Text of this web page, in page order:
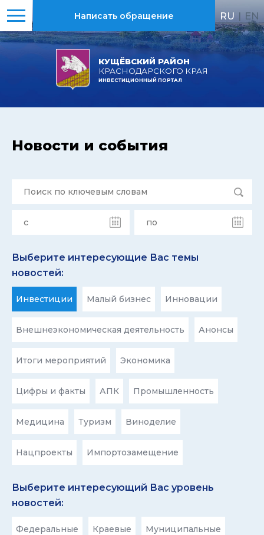
КУЩЁВСКИЙ РАЙОН
КРАСНОДАРСКОГО КРАЯ
ИНВЕСТИЦИОННЫЙ ПОРТАЛ
Написать обращение RU | EN
Новости и события
Выберите интересующие Вас темы
новостей:
Инвестиции Малый бизнес Инновации
Внешнеэкономическая деятельность Анонсы
Итоги мероприятий Экономика
Цифры и факты АПК Промышленность
Медицина Туризм Виноделие
Нацпроекты Импортозамещение
Выберите интересующий Вас уровень
новостей:
Федеральные Краевые Муниципальные